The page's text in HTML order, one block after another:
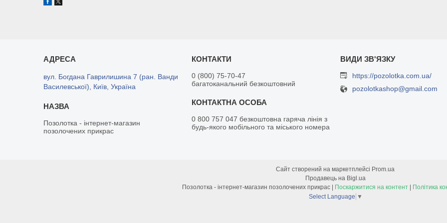
вул. Богдана Гаврилишина 7 (ран. Ванди
Василевської), Київ, Україна
Позолотка - інтернет-магазин
позолочених прикрас
0 (800) 75-70-47
багатоканальний безкоштовний
0 800 757 047 безкоштовна гаряча лінія з
будь-якого мобільного та міського номера
https://pozolotka.com.ua/
pozolotkashop@gmail.com
Сайт створений на маркетплейсі Prom.ua
Продавець на Bigl.ua
Поскаржитися на контент
Політика
Select Language ▼